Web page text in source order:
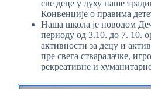
све деце у духу наше
Конвенције о правима
Наша школа је поводом
периоду од 3.10. до 7. 10.
активности за децу и
пре свега стваралачке,
рекреативне и